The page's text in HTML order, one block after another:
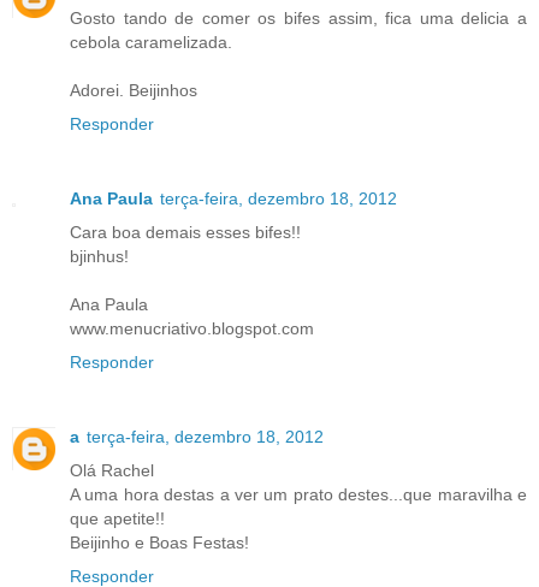
Gosto tando de comer os bifes assim, fica uma delicia a
cebola caramelizada.
Adorei. Beijinhos
Responder
Ana Paula terça-feira, dezembro 18, 2012
Cara boa demais esses bifes!!
bjinhus!
Ana Paula
www.menucriativo.blogspot.com
Responder
a terça-feira, dezembro 18, 2012
Olá Rachel
A uma hora destas a ver um prato destes...que maravilha e
que apetite!!
Beijinho e Boas Festas!
Responder